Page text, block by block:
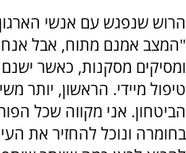
הרוש שנפגש עם אנשי
"המצב אמנם מתוח, אבל
ומסיקים מסקנות, כאשר
טיפול מיידי. הראשון, יותר
הביטחון. אני מקווה שכל
בחומרה ונוכל להחזיר את